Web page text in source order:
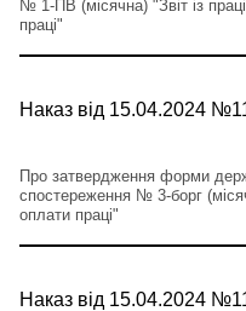
№ 1-ПВ (місячна) "Звіт із
праці"
Наказ від 15.04.2024
Про затвердження форми
спостереження № 3-борг
оплати праці"
Наказ від 15.04.2024